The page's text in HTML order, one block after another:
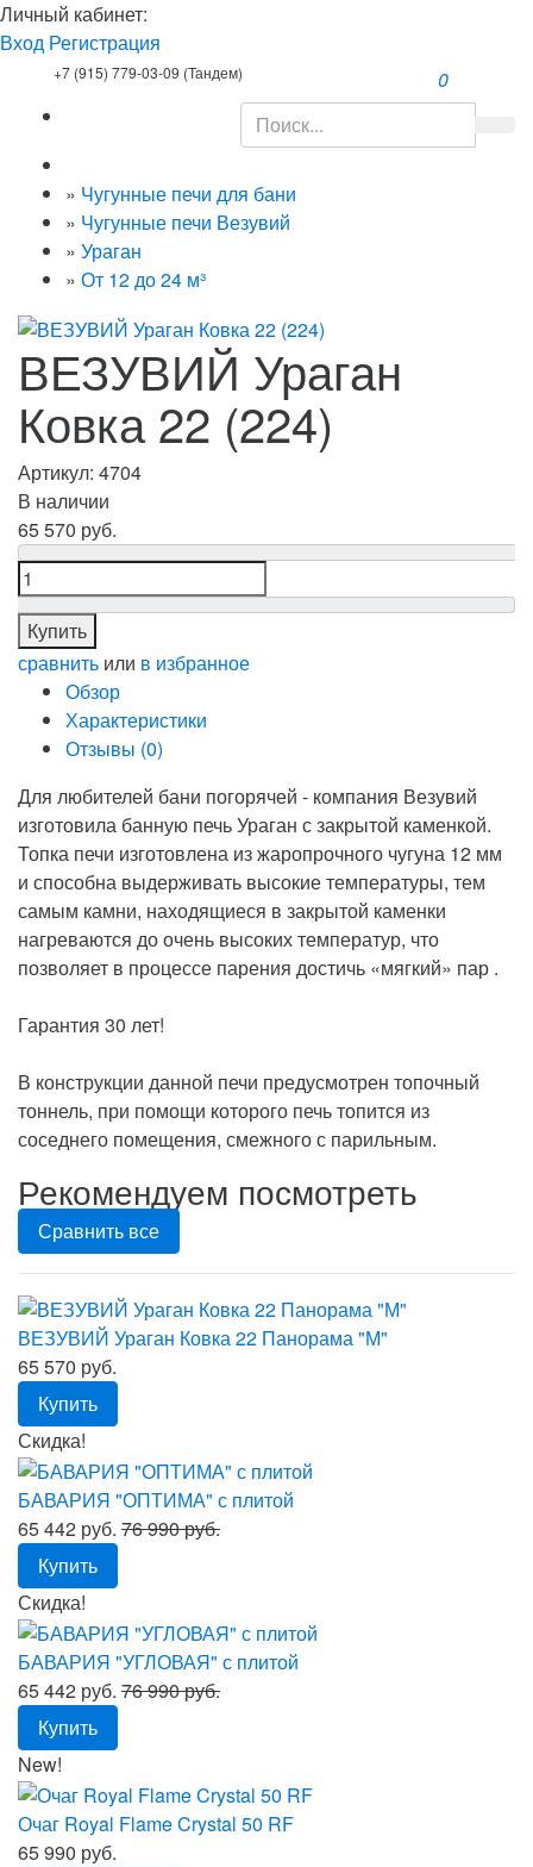
Личный кабинет:
Вход Регистрация
+7 (915) 779-03-09 (Тандем) 0
» Чугунные печи для бани
» Чугунные печи Везувий
» Ураган
» От 12 до 24 м³
ВЕЗУВИЙ Ураган
Ковка 22 (224)
Артикул: 4704
В наличии
65 570 руб.
Купить
сравнить или в избранное
Обзор
Характеристики
Отзывы (0)
Для любителей бани погорячей - компания Везувий
изготовила банную печь Ураган с закрытой каменкой.
Топка печи изготовлена из жаропрочного чугуна 12 мм
и способна выдерживать высокие температуры, тем
самым камни, находящиеся в закрытой каменки
нагреваются до очень высоких температур, что
позволяет в процессе парения достичь «мягкий» пар .
Гарантия 30 лет!
В конструкции данной печи предусмотрен топочный
тоннель, при помощи которого печь топится из
соседнего помещения, смежного с парильным.
Рекомендуем посмотреть
Сравнить все
ВЕЗУВИЙ Ураган Ковка 22 Панорама "М"
65 570 руб.
Купить
Скидка!
БАВАРИЯ "ОПТИМА" с плитой
65 442 руб. 76 990 руб.
Купить
Скидка!
БАВАРИЯ "УГЛОВАЯ" с плитой
65 442 руб. 76 990 руб.
Купить
New!
Очаг Royal Flame Crystal 50 RF
65 990 руб.